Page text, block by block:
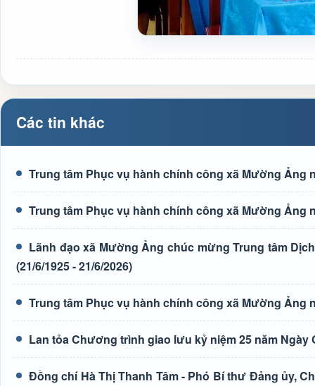
Các tin khác
Trung tâm Phục vụ hành chính công xã Mường Ảng
Trung tâm Phục vụ hành chính công xã Mường Ảng
Lãnh đạo xã Mường Ảng chúc mừng Trung tâm
(21/6/1925 - 21/6/2026)
Trung tâm Phục vụ hành chính công xã Mường Ảng
Lan tỏa Chương trình giao lưu kỷ niệm 25 năm Ngày
Đồng chí Hà Thị Thanh Tâm - Phó Bí thư Đảng ủy,